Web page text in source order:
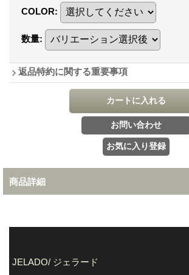
COLOR:
数量:
返品特約に関する重要事項
商品詳細
JELADO/ ジェラード